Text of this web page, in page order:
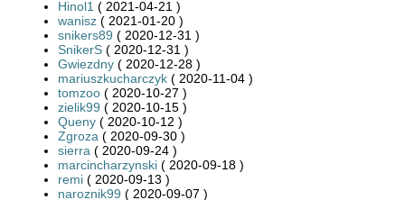
Hinol1 ( 2021-04-21 )
wanisz ( 2021-01-20 )
snikers89 ( 2020-12-31 )
SnikerS ( 2020-12-31 )
Gwiezdny ( 2020-12-28 )
mariuszkucharczyk ( 2020-11-04 )
tomzoo ( 2020-10-27 )
zielik99 ( 2020-10-15 )
Queny ( 2020-10-12 )
Zgroza ( 2020-09-30 )
sierra ( 2020-09-24 )
marcincharzynski ( 2020-09-18 )
remi ( 2020-09-13 )
naroznik99 ( 2020-09-07 )